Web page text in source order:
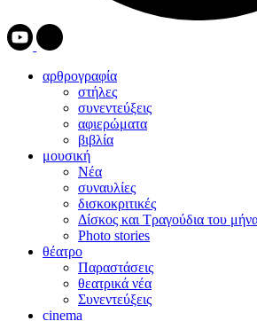
αρθρογραφία
στήλες
συνεντεύξεις
αφιερώματα
βιβλία
μουσική
Νέα
συναυλίες
δισκοκριτικές
Δίσκος και Τραγούδια του
Photo stories
θέατρο
Παραστάσεις
θεατρικά νέα
Συνεντεύξεις
cinema